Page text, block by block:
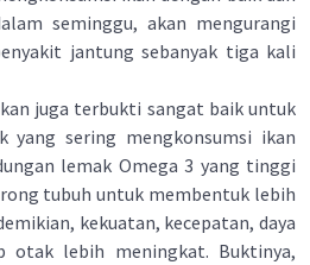
seminggu, akan mengurangi
jantung sebanyak tiga kali
juga terbukti sangat baik untuk
yang sering mengkonsumsi ikan
lemak Omega 3 yang tinggi
tubuh untuk membentuk lebih
kekuatan, kecepatan, daya
otak lebih meningkat. Buktinya,